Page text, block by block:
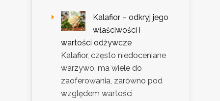
Kalafior – odkryj jego
właściwości i
wartości odżywcze
Kalafior, często niedoceniane
warzywo, ma wiele do
zaoferowania, zarówno pod
względem wartości